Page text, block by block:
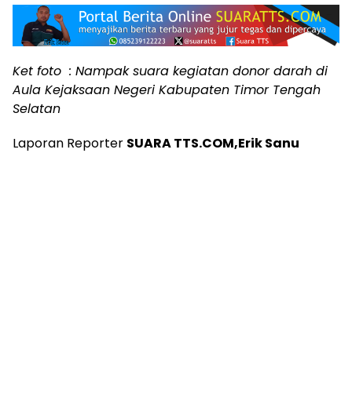
Ket foto : Nampak suara kegiatan donor darah di
Aula Kejaksaan Negeri Kabupaten Timor Tengah
Selatan
Laporan Reporter SUARA TTS.COM,Erik Sanu